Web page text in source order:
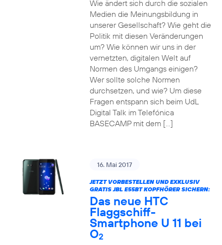
Wie ändert sich durch die sozialen
Medien die Meinungsbildung in
unserer Gesellschaft? Wie geht die
Politik mit diesen Veränderungen
um? Wie können wir uns in der
vernetzten, digitalen Welt auf
Normen des Umgangs einigen?
Wer sollte solche Normen
durchsetzen, und wie? Um diese
Fragen entspann sich beim UdL
Digital Talk im Telefónica
BASECAMP mit dem […]
16. Mai 2017
JETZT VORBESTELLEN UND EXKLUSIV
GRATIS JBL E55BT KOPFHÖRER SICHERN:
Das neue HTC
Flaggschiff-
Smartphone U 11 bei
O2